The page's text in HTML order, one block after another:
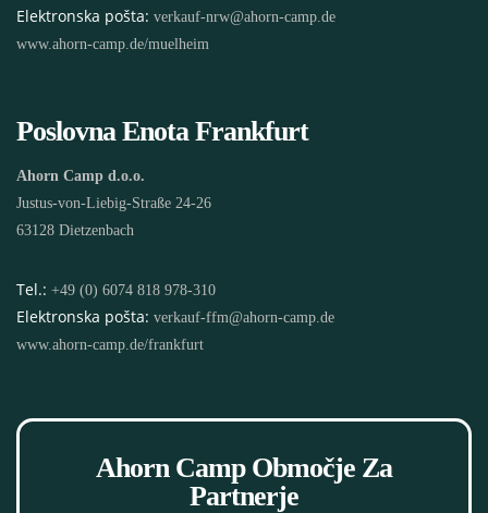
Elektronska pošta: verkauf-nrw@ahorn-camp.de
www.ahorn-camp.de/muelheim
Poslovna Enota Frankfurt
Ahorn Camp d.o.o.
Justus-von-Liebig-Straße 24-26
63128 Dietzenbach
Tel.: +49 (0) 6074 818 978-310
Elektronska pošta: verkauf-ffm@ahorn-camp.de
www.ahorn-camp.de/frankfurt
Ahorn Camp Območje Za
Partnerje